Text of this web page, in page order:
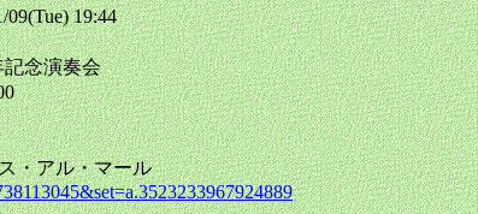
09(Tue) 19:44
念演奏会
・アル・マール